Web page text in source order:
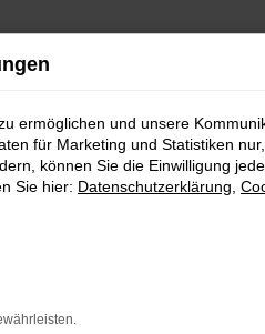
ermöglichen und unsere
für Marketing und Statistiken
können Sie die Einwilligung
Sie hier: Datenschutzerklärung